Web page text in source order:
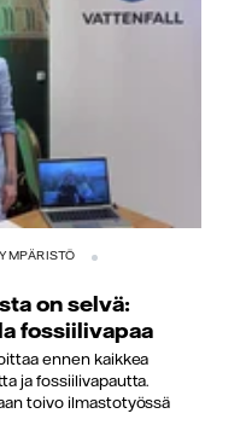
on selvä:
fossiilivapaa
ennen kaikkea
ja fossiilivapautta.
toivo ilmastotyössä